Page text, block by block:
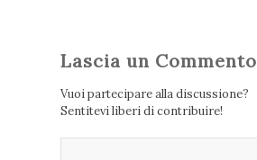
Lascia un Commento
Vuoi partecipare alla discussione?
Sentitevi liberi di contribuire!